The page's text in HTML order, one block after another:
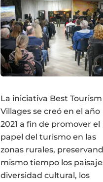
La iniciativa Best Tourism
Villages se creó en el año
2021 a fin de promover el
papel del turismo en las
zonas rurales,
mismo tiempo los
diversidad cultural, los